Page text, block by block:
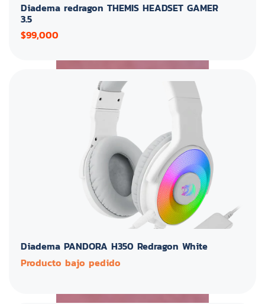
Diadema redragon THEMIS HEADSET GAMER
3.5
$99,000
Diadema PANDORA H350 Redragon White
Producto bajo pedido